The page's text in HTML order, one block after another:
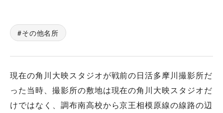
その他名所
現在の角川大映スタジオが戦前の日活多摩川撮影所だ
った当時、撮影所の敷地は現在の角川大映スタジオだ
けではなく、調布南高校から京王相模原線の線路の辺